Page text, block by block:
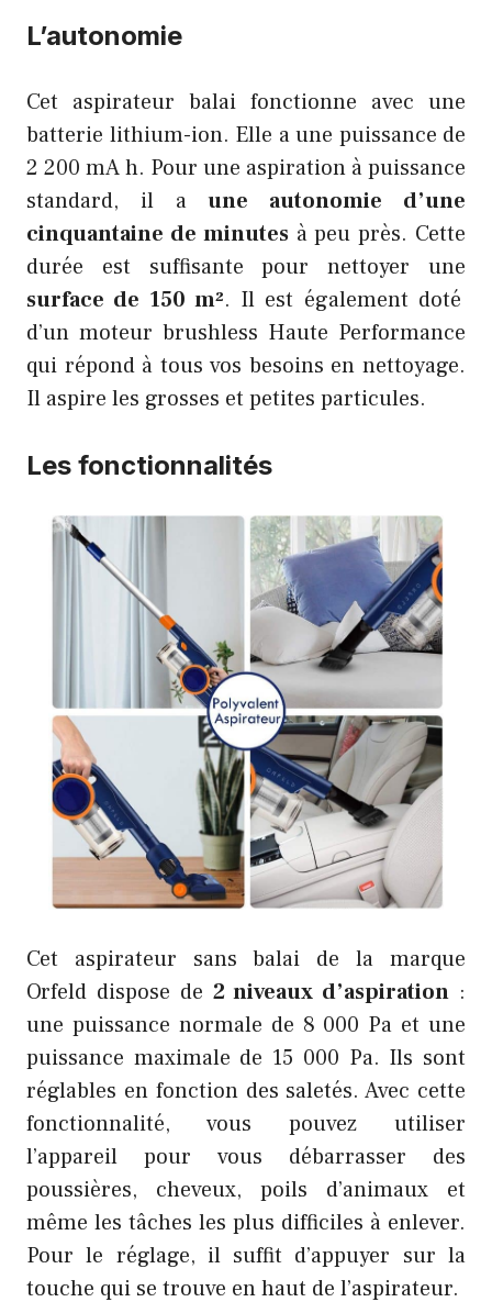
L’autonomie
Cet aspirateur balai fonctionne avec une
batterie lithium-ion. Elle a une puissance de
2 200 mA h. Pour une aspiration à puissance
standard, il aune autonomie d’une
cinquantaine de minutesà peu près. Cette
durée est suffisante pour nettoyer une
surface de 150 m². Il est également doté
d’un moteur brushless Haute Performance
qui répond à tous vos besoins en nettoyage.
Il aspire les grosses et petites particules.
Les fonctionnalités
Cet aspirateur sans balai de la marque
Orfeld dispose de 2 niveaux d’aspiration :
une puissance normale de 8 000 Pa et une
puissance maximale de 15 000 Pa. Ils sont
réglables en fonction des saletés. Avec cette
fonctionnalité, vous pouvez utiliser
l’appareil pour vous débarrasser des
poussières, cheveux, poils d’animaux et
même les tâches les plus difficiles à enlever.
Pour le réglage, il suffit d’appuyer sur la
touche qui se trouve en haut de l’aspirateur.